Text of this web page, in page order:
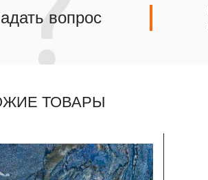
Сланец
вопрос
ТОВАРЫ